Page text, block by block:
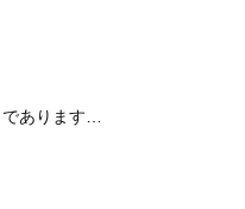
あります…